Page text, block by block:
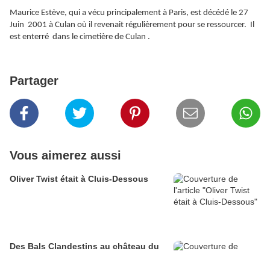
Maurice Estève, qui a vécu principalement à Paris, est décédé le 27
Juin 2001 à Culan où il revenait régulièrement pour se ressourcer. Il
est enterré dans le cimetière de Culan .
Partager
Vous aimerez aussi
Oliver Twist était à Cluis-Dessous
Des Bals Clandestins au château du